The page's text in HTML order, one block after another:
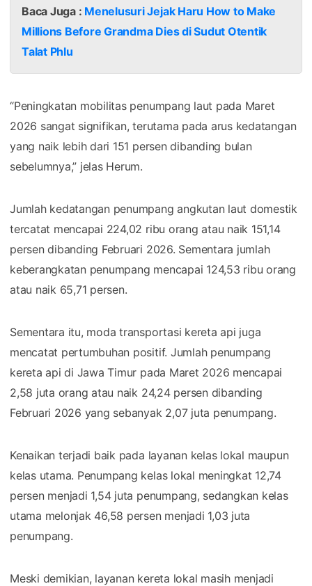
Baca Juga : Menelusuri Jejak Haru How to Make
Millions Before Grandma Dies di Sudut Otentik
Talat Phlu
“Peningkatan mobilitas penumpang laut pada Maret
2026 sangat signifikan, terutama pada arus kedatangan
yang naik lebih dari 151 persen dibanding bulan
sebelumnya,” jelas Herum.
Jumlah kedatangan penumpang angkutan laut domestik
tercatat mencapai 224,02 ribu orang atau naik 151,14
persen dibanding Februari 2026. Sementara jumlah
keberangkatan penumpang mencapai 124,53 ribu orang
atau naik 65,71 persen.
Sementara itu, moda transportasi kereta api juga
mencatat pertumbuhan positif. Jumlah penumpang
kereta api di Jawa Timur pada Maret 2026 mencapai
2,58 juta orang atau naik 24,24 persen dibanding
Februari 2026 yang sebanyak 2,07 juta penumpang.
Kenaikan terjadi baik pada layanan kelas lokal maupun
kelas utama. Penumpang kelas lokal meningkat 12,74
persen menjadi 1,54 juta penumpang, sedangkan kelas
utama melonjak 46,58 persen menjadi 1,03 juta
penumpang.
Meski demikian, layanan kereta lokal masih menjadi